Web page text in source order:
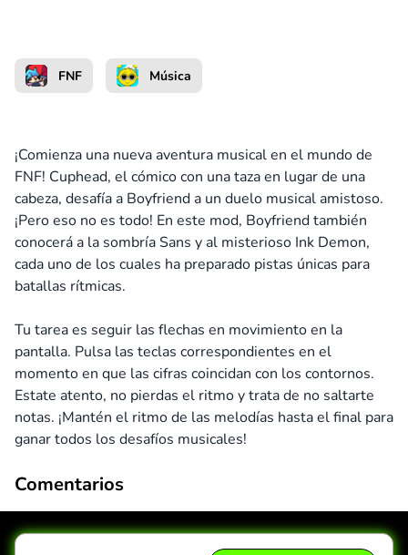
FNF Música
¡Comienza una nueva aventura musical en el mundo de
FNF! Cuphead, el cómico con una taza en lugar de una
cabeza, desafía a Boyfriend a un duelo musical amistoso.
¡Pero eso no es todo! En este mod, Boyfriend también
conocerá a la sombría Sans y al misterioso Ink Demon,
cada uno de los cuales ha preparado pistas únicas para
batallas rítmicas.
Tu tarea es seguir las flechas en movimiento en la
pantalla. Pulsa las teclas correspondientes en el
momento en que las cifras coincidan con los contornos.
Estate atento, no pierdas el ritmo y trata de no saltarte
notas. ¡Mantén el ritmo de las melodías hasta el final para
ganar todos los desafíos musicales!
Comentarios